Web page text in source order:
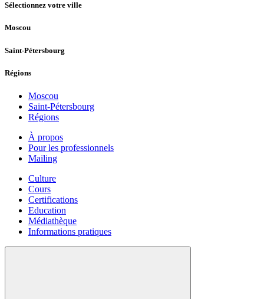
Sélectionnez votre ville
Moscou
Saint-Pétersbourg
Régions
Moscou
Saint-Pétersbourg
Régions
À propos
Pour les professionnels
Mailing
Culture
Cours
Certifications
Education
Médiathèque
Informations pratiques